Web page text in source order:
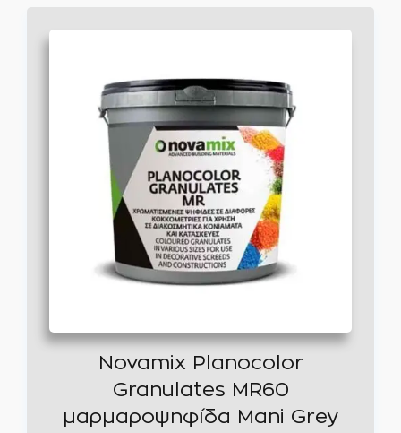
Novamix Planocolor
Granulates MR60
μαρμαροψηφίδα Mani Grey